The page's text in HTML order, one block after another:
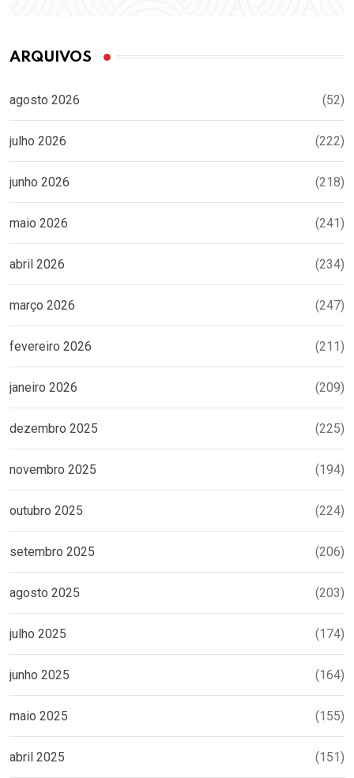
ARQUIVOS
agosto 2026 (52)
julho 2026 (222)
junho 2026 (218)
maio 2026 (241)
abril 2026 (234)
março 2026 (247)
fevereiro 2026 (211)
janeiro 2026 (209)
dezembro 2025 (225)
novembro 2025 (194)
outubro 2025 (224)
setembro 2025 (206)
agosto 2025 (203)
julho 2025 (174)
junho 2025 (164)
maio 2025 (155)
abril 2025 (151)